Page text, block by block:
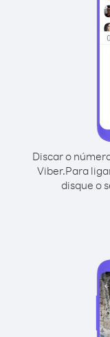
Discar o
Viber.Para
disque o